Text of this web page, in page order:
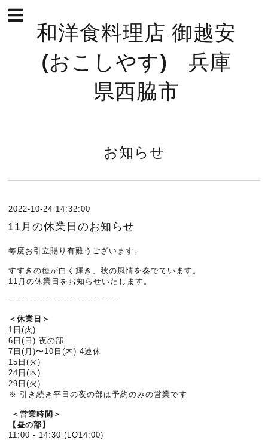
和洋食料理店 御越安
(おこしやす) 兵庫
県西脇市
お知らせ
2022-10-24 14:32:00
11月の休業日のお知らせ
毎度お引立賜り有難うございます。
すすきの穂が白く輝き、秋の風情を奏でています。
11月の休業日をお知らせいたします。
-------------------------------------
＜休業日＞
1日(火)
6日(日) 夜の部
7日(月)〜10日(木) 4連休
15日(火)
24日(木)
29日(火)
※ 引き続き平日の夜の部は予約のみの営業です
＜営業時間＞
【昼の部】
11:00 - 14:30 (LO14:00)